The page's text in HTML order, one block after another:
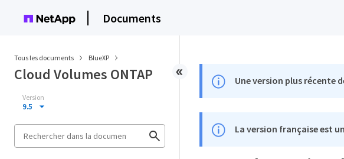
Documents
Tous les documents BlueXP
Cloud Volumes ONTAP
Version
9.5
Une version plus récente
La version française est